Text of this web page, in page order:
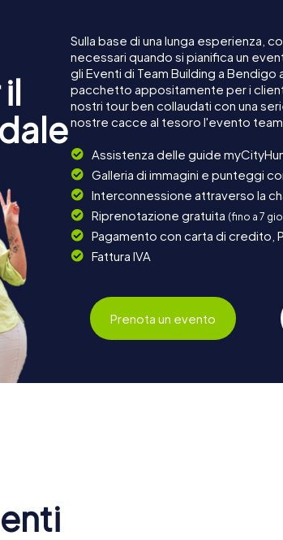
Sulla base di una lunga esperienza,
necessari quando si pianifica un
gli Eventi di Team Building a
pacchetto appositamente per i
nostri tour ben collaudati con una
nostre cacce al tesoro l'evento
Assistenza delle guide
Galleria di immagini e punteggi
Interconnessione attraverso la
Riprenotazione gratuita (fino a 7
Pagamento con carta di credito,
Fattura IVA
Prenota un evento